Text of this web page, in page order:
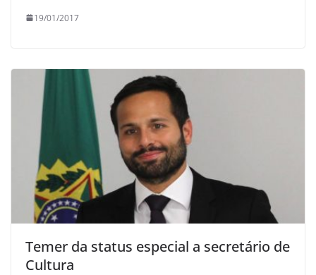
19/01/2017
Temer da status especial a secretário de
Cultura